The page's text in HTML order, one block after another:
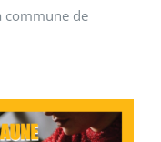
commune de